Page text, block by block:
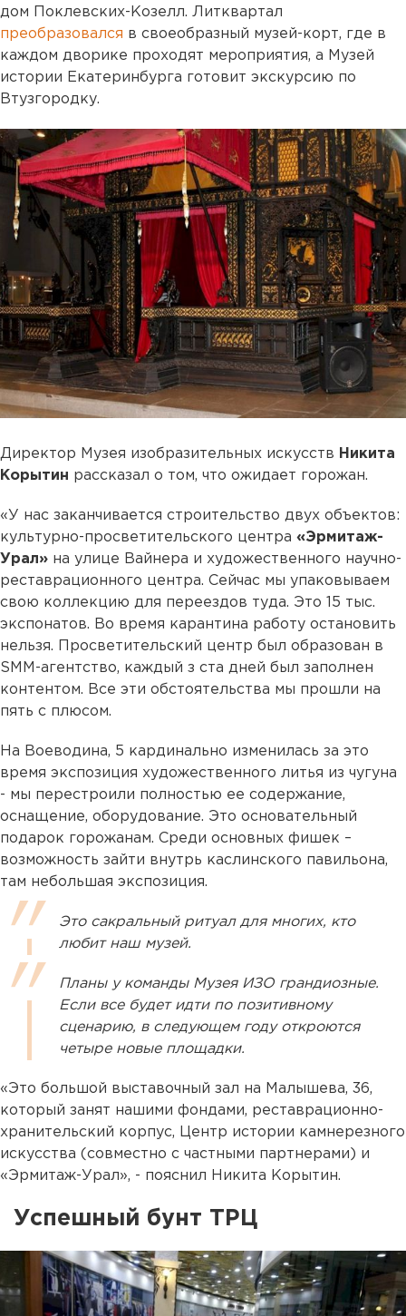
дом Поклевских-Козелл. Литквартал
преобразовался в своеобразный музей-корт, где в
каждом дворике проходят мероприятия, а Музей
истории Екатеринбурга готовит экскурсию по
Втузгородку.
Директор Музея изобразительных искусств Никита
Корытин рассказал о том, что ожидает горожан.
«У нас заканчивается строительство двух объектов:
культурно-просветительского центра «Эрмитаж-
Урал» на улице Вайнера и художественного научно-
реставрационного центра. Сейчас мы упаковываем
свою коллекцию для переездов туда. Это 15 тыс.
экспонатов. Во время карантина работу остановить
нельзя. Просветительский центр был образован в
SMM-агентство, каждый з ста дней был заполнен
контентом. Все эти обстоятельства мы прошли на
пять с плюсом.
На Воеводина, 5 кардинально изменилась за это
время экспозиция художественного литья из чугуна
- мы перестроили полностью ее содержание,
оснащение, оборудование. Это основательный
подарок горожанам. Среди основных фишек –
возможность зайти внутрь каслинского павильона,
там небольшая экспозиция.
Это сакральный ритуал для многих, кто
любит наш музей.
Планы у команды Музея ИЗО грандиозные.
Если все будет идти по позитивному
сценарию, в следующем году откроются
четыре новые площадки.
«Это большой выставочный зал на Малышева, 36,
который занят нашими фондами, реставрационно-
хранительский корпус, Центр истории камнерезного
искусства (совместно с частными партнерами) и
«Эрмитаж-Урал», - пояснил Никита Корытин.
Успешный бунт ТРЦ